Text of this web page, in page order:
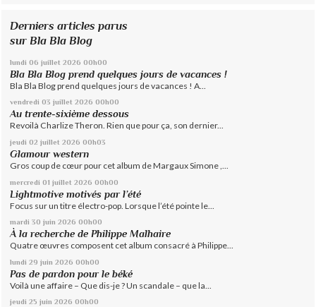
Derniers articles parus
sur Bla Bla Blog
lundi 06 juillet 2026 00h00
Bla Bla Blog prend quelques jours de vacances !
Bla Bla Blog prend quelques jours de vacances ! A...
vendredi 03 juillet 2026 00h00
Au trente-sixième dessous
Revoilà Charlize Theron. Rien que pour ça, son dernier...
jeudi 02 juillet 2026 00h03
Glamour western
Gros coup de cœur pour cet album de Margaux Simone ,...
mercredi 01 juillet 2026 00h00
Lightmotive motivés par l’été
Focus sur un titre électro-pop. Lorsque l’été pointe le...
mardi 30 juin 2026 00h00
À la recherche de Philippe Malhaire
Quatre œuvres composent cet album consacré à Philippe...
lundi 29 juin 2026 00h00
Pas de pardon pour le béké
Voilà une affaire – Que dis-je ? Un scandale – que la...
jeudi 25 juin 2026 00h00